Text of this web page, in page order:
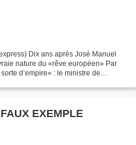
Dix ans après José Manuel
nature du «rêve européen» Par
d’empire» : le ministre de
EXEMPLE